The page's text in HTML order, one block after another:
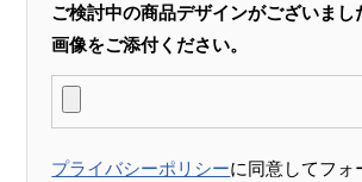
ご検討中の商品デザインがございまし
画像をご添付ください。
プライバシーポリシーに同意してフォ